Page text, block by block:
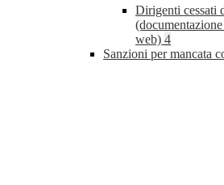
Dirigenti cessati
web) 4
Sanzioni per mancata